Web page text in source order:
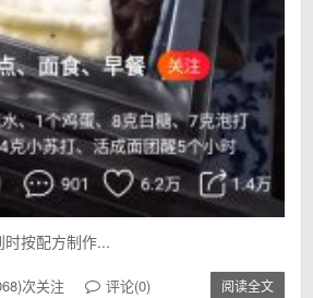
按配方制作...
次关注 评论(0) 阅读全文